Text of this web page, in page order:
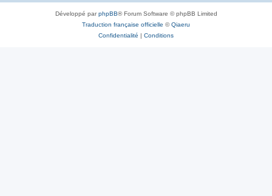
Développé parphpBB® Forum Software © phpBB Limited
Traduction française officielle ©Qiaeru
Confidentialité | Conditions